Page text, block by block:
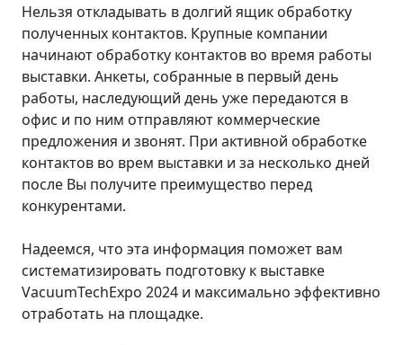
Нельзя откладывать в долгий ящик обработку
полученных контактов. Крупные компании
начинают обработку контактов во время работы
выставки. Анкеты, собранные в первый день
работы, наследующий день уже передаются в
офис и по ним отправляют коммерческие
предложения и звонят. При активной обработке
контактов во врем выставки и за несколько дней
после Вы получите преимущество перед
конкурентами.
Надеемся, что эта информация поможет вам
систематизировать подготовку к выставке
VacuumTechExpo 2024 и максимально эффективно
отработать на площадке.